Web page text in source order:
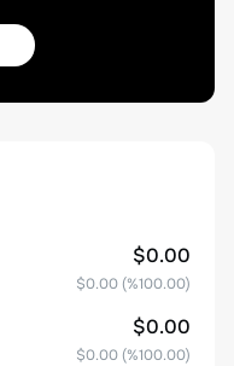
$0.00
$0.00 (%100.00)
$0.00
$0.00 (%100.00)